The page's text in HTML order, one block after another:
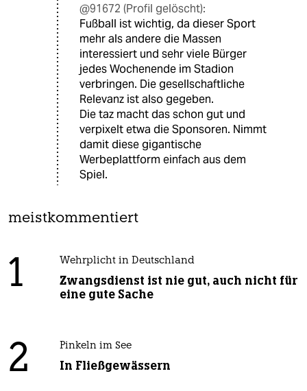
@91672 (Profil gelöscht):
Fußball ist wichtig, da dieser Sport
mehr als andere die Massen
interessiert und sehr viele Bürger
jedes Wochenende im Stadion
verbringen. Die gesellschaftliche
Relevanz ist also gegeben.
Die taz macht das schon gut und
verpixelt etwa die Sponsoren. Nimmt
damit diese gigantische
Werbeplattform einfach aus dem
Spiel.
meistkommentiert
1 Wehrplicht in Deutschland
Zwangsdienst ist nie gut, auch nicht für
eine gute Sache
2 Pinkeln im See
In Fließgewässern